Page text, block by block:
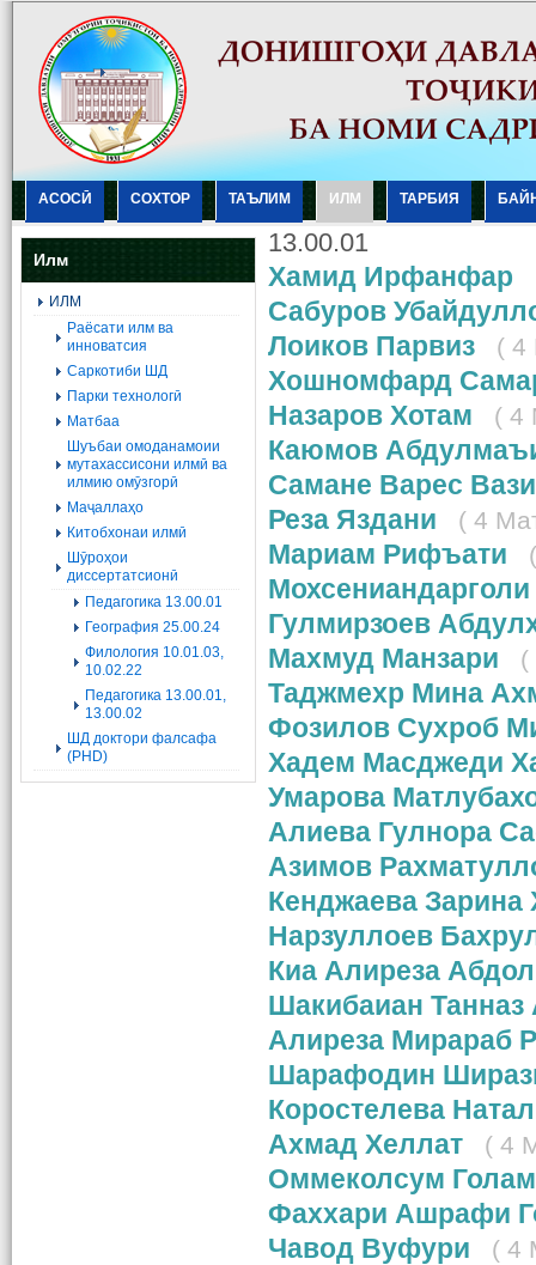
АСОСӢ СОХТОР ТАЪЛИМ ИЛМ ТАРБИЯ
Илм
ИЛМ
Раёсати илм ва
инноватсия
Саркотиби ШД
Парки технологӣ
Матбаа
Шуъбаи омоданамоии
мутахассисони илмӣ ва
илмию омӯзгорӣ
Маҷаллаҳо
Китобхонаи илмӣ
Шӯроҳои
диссертатсионӣ
Педагогика 13.00.01
География 25.00.24
Филология 10.01.03,
10.02.22
Педагогика 13.00.01,
13.00.02
ШД доктори фалсафа
(PHD)
13.00.01
Хамид Ирфанфар
Сабуров
Лоиков Парвиз
( 4
Хошномфард
Назаров Хотам
( 4
Каюмов
Самане Варес
Реза Яздани
( 4
Мариам Рифъати
Гулмирзоев
Махмуд Манзари
(
Таджмехр Мина
Фозилов Сухроб
Хадем Масджеди
Умарова
Алиеʙа Гулнора
Азимов
Кенджаева Зарина
Нарзуллоев
Киа Алиреза
Шакибаиан
Алиреза Мирараб
Шарафодин
Коростелева
Ахмад Хеллат
( 4
Оммеколсум
Фаххари Ашрафи
Чавод Вуфури
( 4